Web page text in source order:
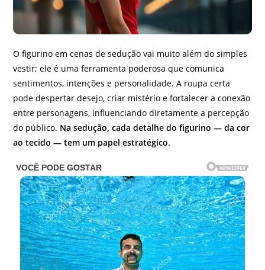
O figurino em cenas de sedução vai muito além do simples
vestir; ele é uma ferramenta poderosa que comunica
sentimentos, intenções e personalidade. A roupa certa
pode despertar desejo, criar mistério e fortalecer a conexão
entre personagens, influenciando diretamente a percepção
do público. Na sedução, cada detalhe do figurino — da cor
ao tecido — tem um papel estratégico.